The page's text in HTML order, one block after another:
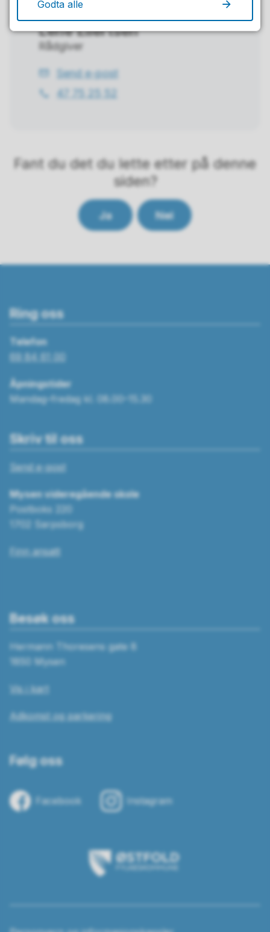
Lene Eilertsen
Rådgiver
E-
post
Send e-post
Telefon
47 75 25 52
Fant du det du lette etter på denne
siden?
Ja Nei
Ring oss
Telefon
69 84 61 00
Åpningstider
Mandag–fredag kl. 08.00–15.30
Skriv til oss
Send e-post
Mysen videregående skole
Postboks 220
1702 Sarpsborg
Finn ansatt
Besøk oss
Hermann Thoresens gate 8
1850 Mysen
Vis i kart
Adkomst og parkering
Følg oss
Facebook Instagram
Østfold
fylkeskommune
Godta alle